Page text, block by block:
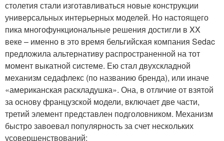
столетия стали изготавливаться новые конструкции
универсальных интерьерных моделей. Но настоящего
пика многофункциональные решения достигли в XX
веке – именно в это время бельгийская компания Sedac
предложила альтернативу распространенной на тот
момент выкатной системе. Ею стал двухскладной
механизм седафлекс (по названию бренда), или иначе
«американская раскладушка». Она, в отличие от взятой
за основу французской модели, включает две части,
третий элемент представлен подголовником. Механизм
быстро завоевал популярность за счет нескольких
усовершенствований: